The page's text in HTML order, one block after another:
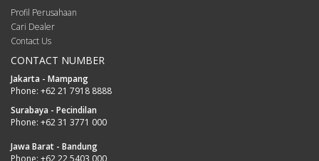
Profil Perusahaan
Cari Dealer
Contact Us
CONTACT NUMBER
Jakarta - Mampang
Phone: +62 21 7918 8888
Surabaya - Pecindilan
Phone: +62 31 3771 000
Jawa Barat - Bandung
Phone: +62 22 5403 000